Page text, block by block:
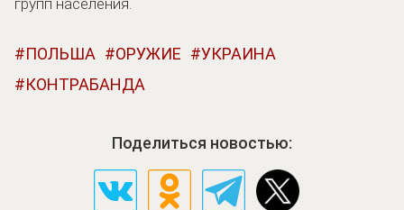
ПОЛЬША ОРУЖИЕ
УКРАИНА
КОНТРАБАНДА
Поделиться новостью: